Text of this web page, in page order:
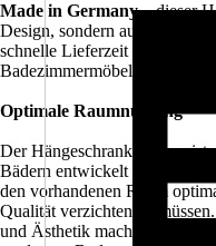
Made in Germany– dieser
Design, sondern auch für
schnelle Lieferzeit garantiert,
Badezimmermöbelstück ohne
Optimale Raumnutzung
Der Hängeschrank Milano ist
Bädern entwickelt worden.
den vorhandenen Raum
Qualität verzichten zu
und Ästhetik macht diesen